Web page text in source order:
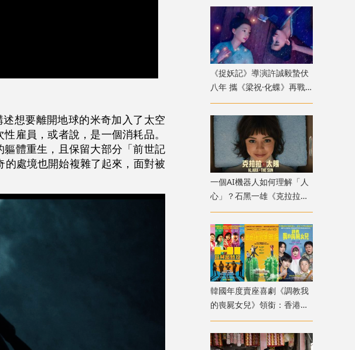
想要離開地球的米奇加入了太空
雇員，或者說，是一個消耗品。
體重生，且保留大部分「前世記
處境也開始複雜了起來，面對被
《捉妖記》導演許誠毅蟄伏
八年 攜《梁祝·化蝶》再戰
動畫
一個AI機器人如何理解「人
心」？石黑一雄《克拉拉與
太陽》改編電影十月上映
韓國年度賣座喜劇《調教我
的喪屍女兒》領銜：香港韓
國電影週8月放映